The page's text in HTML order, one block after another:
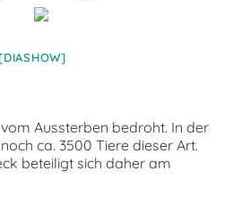
[DIASHOW]
Aussterben bedroht. In der
ca. 3500 Tiere dieser Art.
beteiligt sich daher am